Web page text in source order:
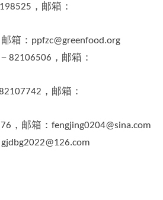
，邮箱：
邮箱： ppfzc@greenfood.org
－ 82106506 ，邮箱：
，邮箱：
，邮箱： fengjing0204@sina.com
gjdbg2022@126.com